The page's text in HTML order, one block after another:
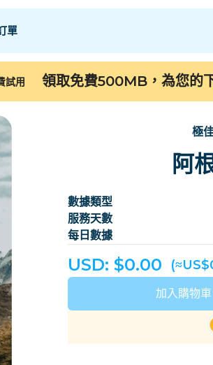
單
J - O P - S
阿爾及利亞 安道爾
波斯
柬埔寨
哥斯大黎加 象牙海
多米尼
愛沙
探
J - O P - S
中國 歐洲
試用 領取免費500MB，為您的
極
阿
數據類型
服務天數
每日數據
USD: $0.00
加入購物車